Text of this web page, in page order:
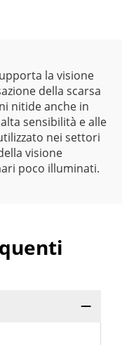
dinamica di 86 dB,
HD senza
driver
la visione
della scarsa
nitide anche in
sensibilità e alle
nei settori
visione
poco illuminati.